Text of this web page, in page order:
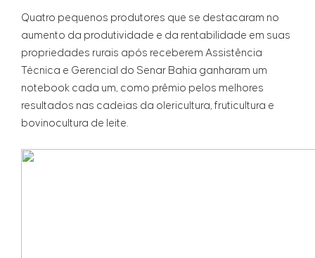
Quatro pequenos produtores que se destacaram no
aumento da produtividade e da rentabilidade em suas
propriedades rurais após receberem Assistência
Técnica e Gerencial do Senar Bahia ganharam um
notebook cada um, como prêmio pelos melhores
resultados nas cadeias da olericultura, fruticultura e
bovinocultura de leite.